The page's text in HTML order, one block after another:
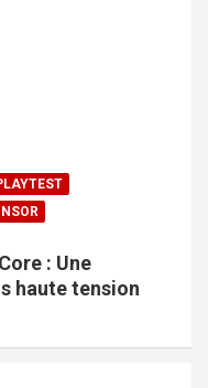
: Une
haute tension